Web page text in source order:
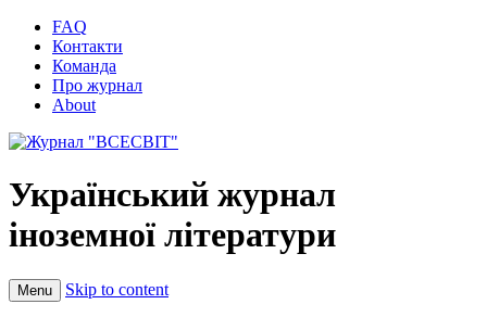
FAQ
Контакти
Команда
Про журнал
About
Український журнал
іноземної літератури
Menu Skip to content